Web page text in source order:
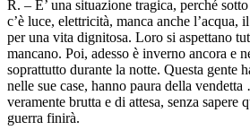
R. – E’ una situazione tragica, perché
c’è luce, elettricità, manca anche l’acqua,
per una vita dignitosa. Loro si aspettano
mancano. Poi, adesso è inverno ancora e
soprattutto durante la notte. Questa gente
nelle sue case, hanno paura della
veramente brutta e di attesa, senza sapere
guerra finirà.